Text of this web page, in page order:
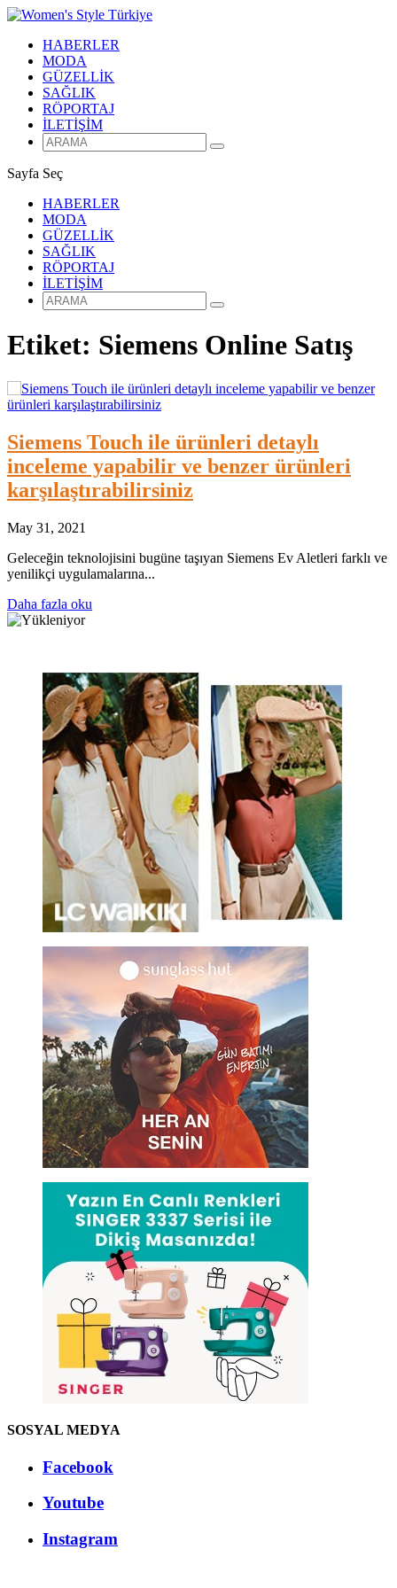
HABERLER
MODA
GÜZELLİK
SAĞLIK
RÖPORTAJ
İLETİŞİM
Sayfa Seç
HABERLER
MODA
GÜZELLİK
SAĞLIK
RÖPORTAJ
İLETİŞİM
Etiket: Siemens Online Satış
Siemens Touch ile ürünleri detaylı
inceleme yapabilir ve benzer ürünleri
karşılaştırabilirsiniz
May 31, 2021
Geleceğin teknolojisini bugüne taşıyan Siemens Ev Aletleri farklı ve
yenilikçi uygulamalarına...
Daha fazla oku
SOSYAL MEDYA
Facebook
Youtube
Instagram